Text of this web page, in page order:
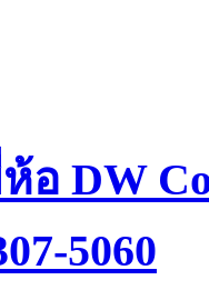
DW
5060